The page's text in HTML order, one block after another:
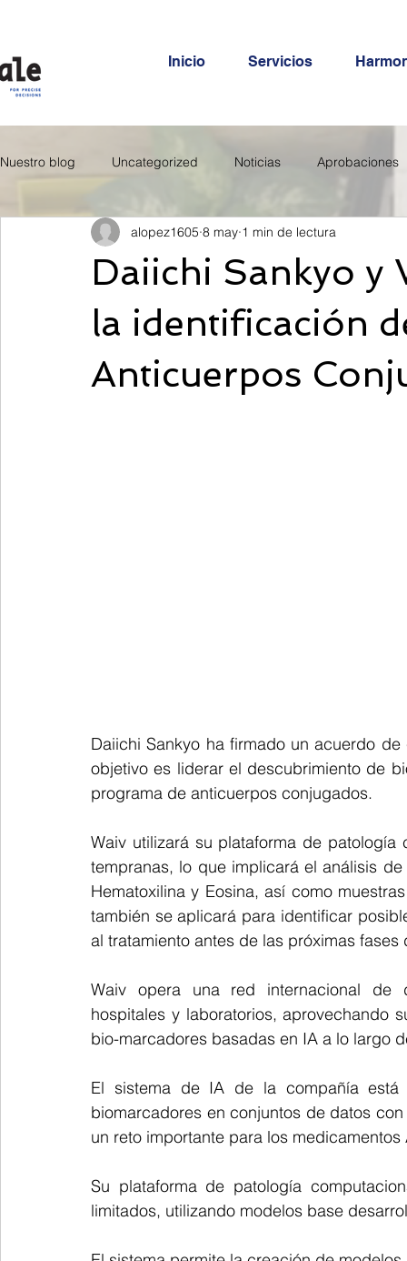
Inicio Servicios
Nuestro blog Uncategorized Noticias Aprobaciones
Daiichi Sankyo y
la identificación
Anticuerpos
alopez1605 8 may 1 min de lectura
Daiichi Sankyo ha firmado un acuerdo
objetivo es liderar el descubrimiento de
programa de anticuerpos conjugados.
Waiv utilizará su plataforma de
tempranas, lo que implicará el análisis
Hematoxilina y Eosina, así como
también se aplicará para identificar
al tratamiento antes de las próximas
Waiv opera una red internacional de
hospitales y laboratorios, aprovechando
bio-marcadores basadas en IA a lo largo
El sistema de IA de la compañía está
biomarcadores en conjuntos de datos
un reto importante para los medicamentos
Su plataforma de patología
limitados, utilizando modelos base